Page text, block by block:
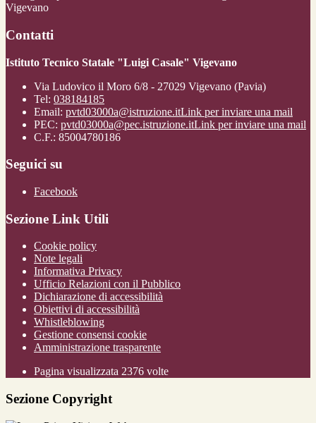
Vigevano
Contatti
Istituto Tecnico Statale "Luigi Casale" Vigevano
Via Ludovico il Moro 6/8 - 27029 Vigevano (Pavia)
Tel: 038184185
Email: pvtd03000a@istruzione.itLink per inviare una mail
PEC: pvtd03000a@pec.istruzione.itLink per inviare una mail
C.F.: 85004780186
Seguici su
Facebook
Sezione Link Utili
Cookie policy
Note legali
Informativa Privacy
Ufficio Relazioni con il Pubblico
Dichiarazione di accessibilità
Obiettivi di accessibilità
Whistleblowing
Gestione consensi cookie
Amministrazione trasparente
Pagina visualizzata 2376 volte
Sezione Copyright